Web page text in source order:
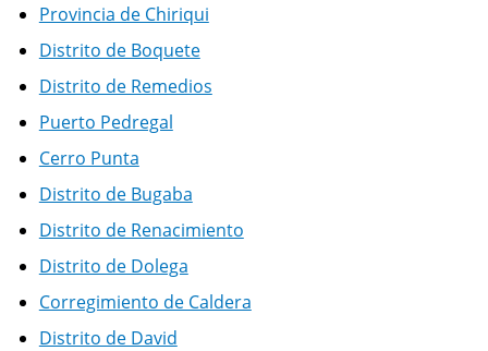
Provincia de Chiriqui
Distrito de Boquete
Distrito de Remedios
Puerto Pedregal
Cerro Punta
Distrito de Bugaba
Distrito de Renacimiento
Distrito de Dolega
Corregimiento de Caldera
Distrito de David